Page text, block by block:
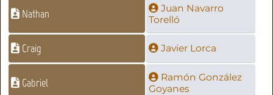
Nathan
Juan Navarro
Torelló
Craig Javier Lorca
Gabriel
Ramón González
Goyanes